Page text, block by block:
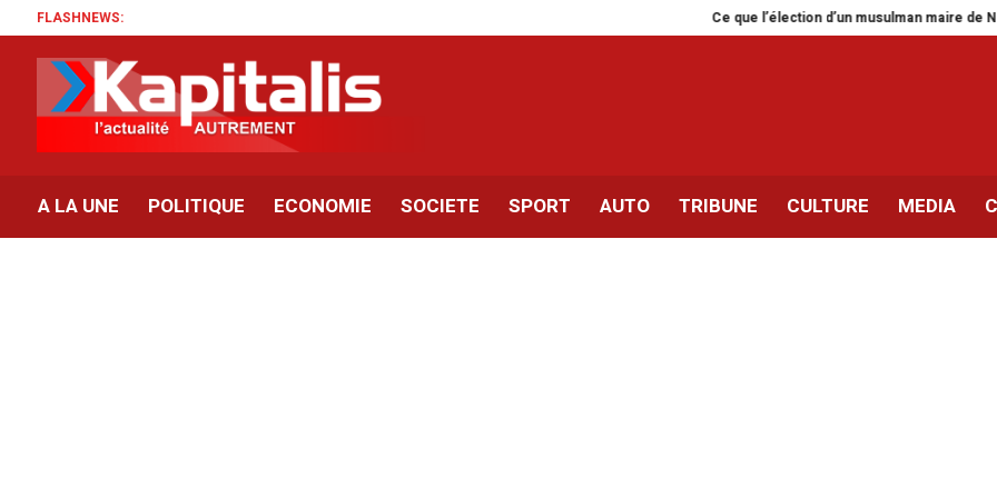
FLASHNEWS: Ce que l’élection d’un musulman maire de
A LA UNE POLITIQUE ECONOMIE SOCIETE SPORT AUTO TRIBUNE CULTURE MEDIA